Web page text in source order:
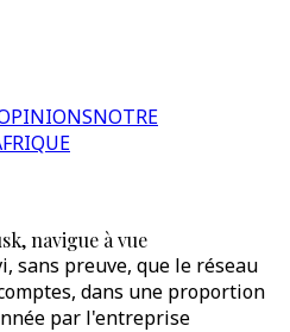
NOTRE
navigue à vue
sans preuve, que le réseau
dans une proportion
par l'entreprise